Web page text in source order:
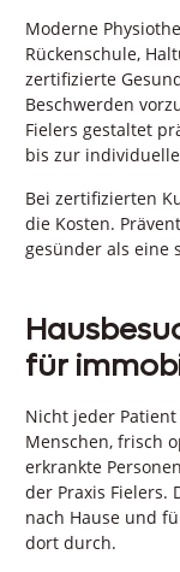
Moderne
Rückenschule,
zertifizierte
Beschwerden
Fielers gestaltet
bis zur
Bei zertifizierten
die Kosten.
gesünder als eine
für
Nicht jeder
Menschen, frisch
erkrankte
der Praxis Fielers.
nach Hause und
dort durch.